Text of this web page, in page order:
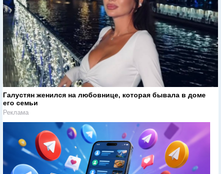
Галустян женился на любовнице, которая бывала в доме
его семьи
Реклама